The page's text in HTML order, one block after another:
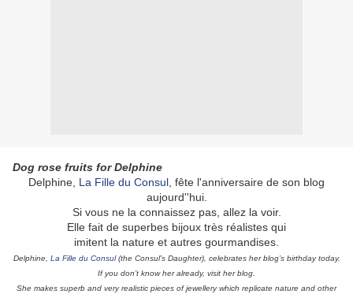
Dog rose fruits for Delphine
Delphine, La Fille du Consul , fête l'anniversaire de son blog
aujourd''hui.
Si vous ne la connaissez pas, allez la voir.
Elle fait de superbes bijoux très réalistes qui
imitent la nature et autres gourmandises.
Delphine, La Fille du Consul(the Consul’s Daughter), celebrates her blog’s birthday today.
If you don’t know her already, visit her blog.
She makes superb and very realistic pieces of jewellery which replicate nature and other